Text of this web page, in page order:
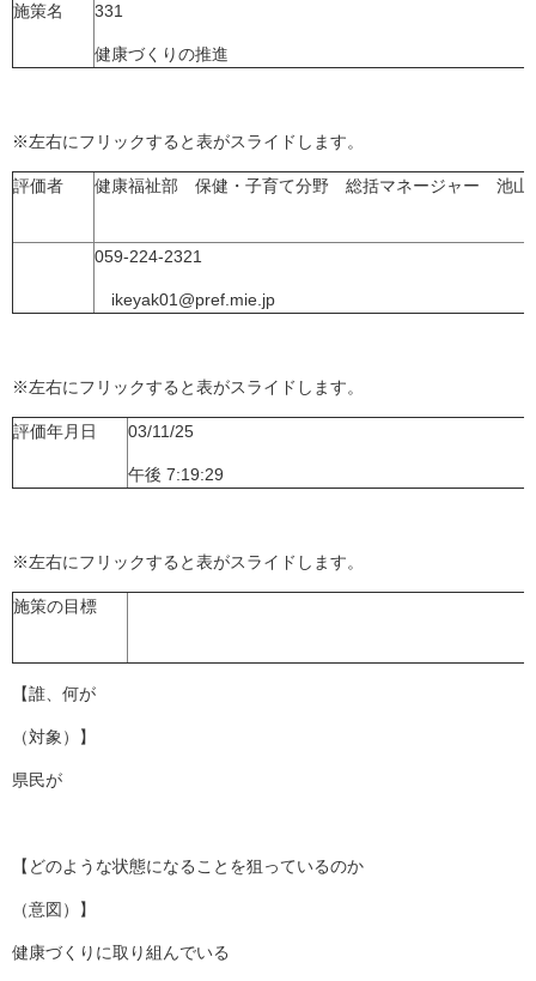
施策名 331
健康づくりの推進
※左右にフリックすると表がスライドします。
評価者 健康福祉部 保健・子育て分野 総括マネージャー 池
059-224-2321
ikeyak01@pref.mie.jp
※左右にフリックすると表がスライドします。
評価年月日 03/11/25
午後 7:19:29
※左右にフリックすると表がスライドします。
施策の目標
【誰、何が
（対象）】
県民が
【どのような状態になることを狙っているのか
（意図）】
健康づくりに取り組んでいる